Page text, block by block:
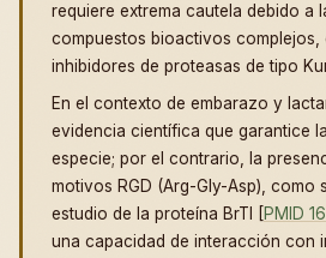
requiere extrema cautela debido a
compuestos bioactivos complejos,
inhibidores de proteasas de tipo
En el contexto de embarazo y
evidencia científica que garantice
especie; por el contrario, la
motivos RGD (Arg-Gly-Asp), como
estudio de la proteína BrTI [PMID
una capacidad de interacción con